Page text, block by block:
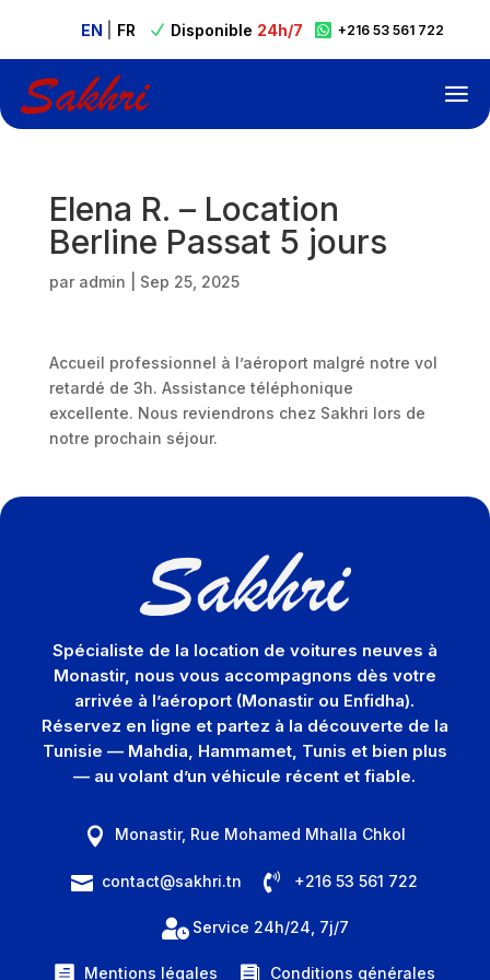
EN FR N Disponible 24h/7  +216 53 561 722
Elena R. – Location
Berline Passat 5 jours
par admin Sep 25, 2025
Accueil professionnel à l’aéroport malgré notre vol
retardé de 3h. Assistance téléphonique
excellente. Nous reviendrons chez Sakhri lors de
notre prochain séjour.
Spécialiste de la location de voitures neuves à
Monastir, nous vous accompagnons dès votre
arrivée à l’aéroport (Monastir ou Enfidha).
Réservez en ligne et partez à la découverte de la
Tunisie — Mahdia, Hammamet, Tunis et bien plus
— au volant d’un véhicule récent et fiable.
 Monastir, Rue Mohamed Mhalla Chkol
 contact@sakhri.tn  +216 53 561 722
 Service 24h/24, 7j/7
 Mentions légales  Conditions générales